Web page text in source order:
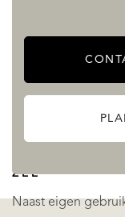
ligging en
Indigo Bay
waardoor een
wonen en de
ZEE
Naast eigen